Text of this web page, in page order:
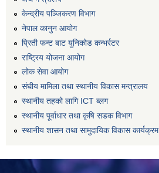
केन्द्रीय पञ्जिकरण विभाग
नेपाल कानुन आयोग
प्रिती फन्ट बाट युनिकोड कन्भर्रटर
राष्ट्रिय योजना आयोग
लोक सेवा आयोग
संघीय मामिला तथा स्थानीय विकास मन्त्रालय
स्थानीय तहको लागि ICT ब्लग
स्थानीय पूर्वाधार तथा कृषि सडक विभाग
स्थानीय शासन तथा सामुदायिक विकास कार्यक्रम